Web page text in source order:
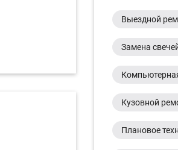
Выездной
Замена
Кузовной
Плановое